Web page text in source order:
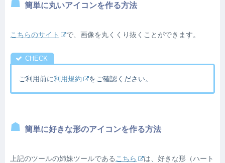
簡単に丸いアイコンを作る方法
こちらのサイト で、画像を丸くくり抜くことができます。
ご利用前に利用規約 をご確認ください。
簡単に好きな形のアイコンを作る方法
上記のツールの姉妹ツールであるこちら
は、好きな形（ハート